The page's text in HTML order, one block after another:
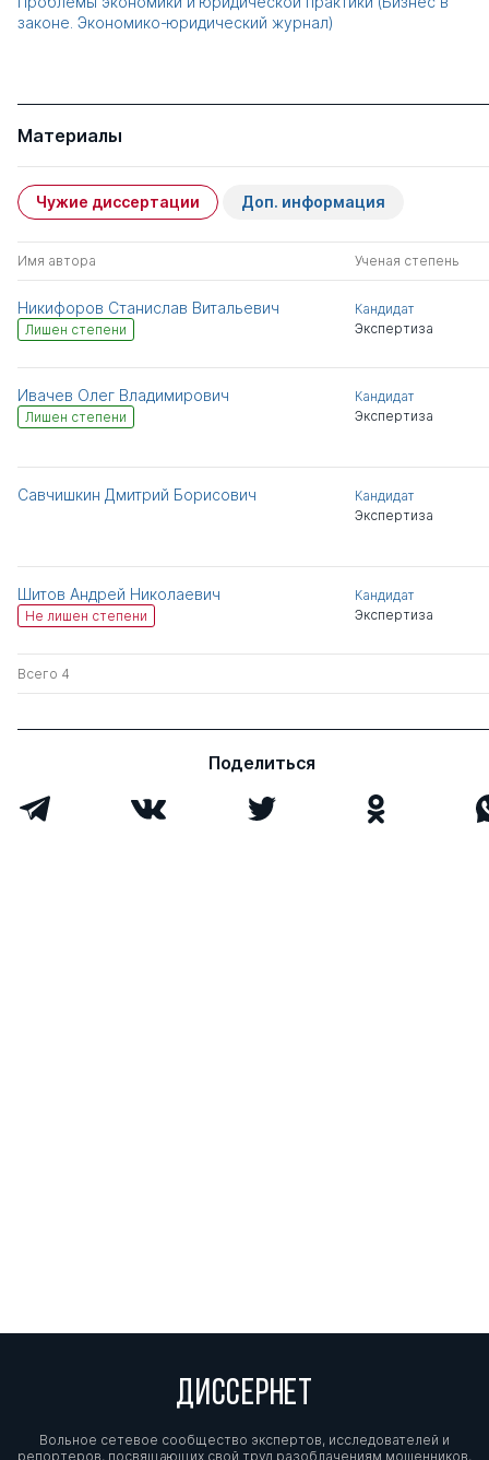
законе. Экономико-юридический журнал)
Материалы
Чужие диссертации Доп. информация
Имя автора Ученая степень
Никифоров Станислав Витальевич
Лишен степени
Кандидат
Экспертиза
Ивачев Олег Владимирович
Лишен степени
Кандидат
Экспертиза
Савчишкин Дмитрий Борисович
Кандидат
Экспертиза
Шитов Андрей Николаевич
Не лишен степени
Кандидат
Экспертиза
Всего 4
Поделиться
ДИССЕРНЕТ
Вольное сетевое сообщество экспертов, исследователей и
репортеров, посвящающих свой труд разоблачениям мошенников,